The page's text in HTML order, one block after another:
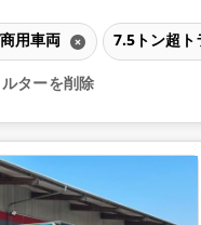
用車両 7.5トン超ト
ターを削除